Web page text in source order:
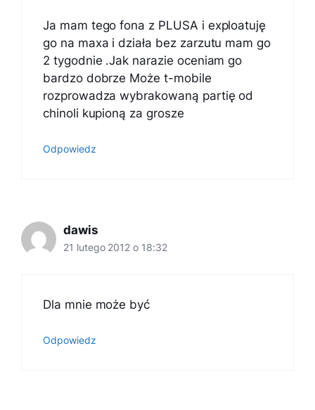
Ja mam tego fona z PLUSA i exploatuję
go na maxa i działa bez zarzutu mam go
2 tygodnie .Jak narazie oceniam go
bardzo dobrze Może t-mobile
rozprowadza wybrakowaną partię od
chinoli kupioną za grosze
Odpowiedz
dawis
21 lutego 2012 o 18:32
Dla mnie może być
Odpowiedz